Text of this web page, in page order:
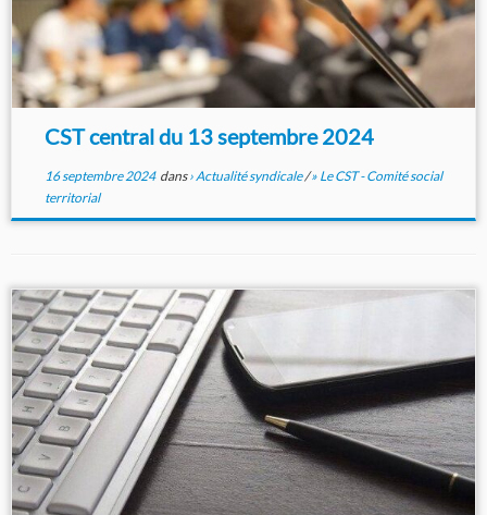
CST central du 13 septembre 2024
16 septembre 2024dans› Actualité syndicale/» Le CST - Comité social
territorial